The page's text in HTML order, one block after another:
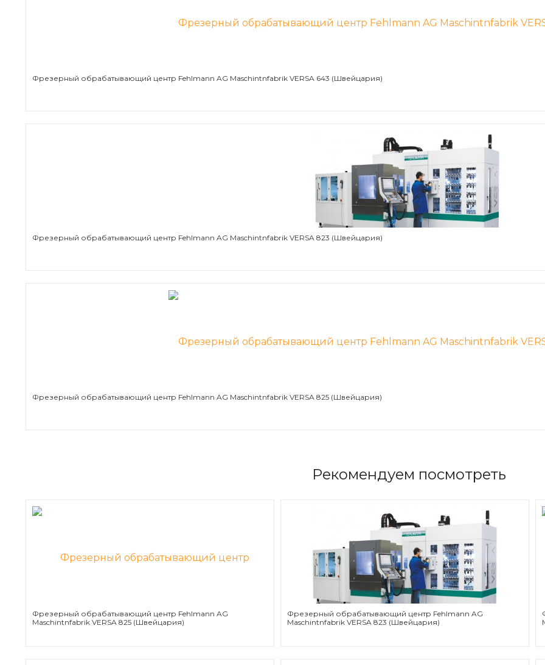
Фрезерный обрабатывающий центр Fehlmann AG Maschintnfabrik VERSA 643 (Швейцария)
Фрезерный обрабатывающий центр Fehlmann AG Maschintnfabrik VERSA 823 (Швейцария)
Фрезерный обрабатывающий центр Fehlmann AG Maschintnfabrik VERSA 825 (Швейцария)
Рекомендуем посмотреть
Фрезерный обрабатывающий центр Fehlmann AG
Maschintnfabrik VERSA 825 (Швейцария)
Фрезерный обрабатывающий центр Fehlmann AG
Maschintnfabrik VERSA 823 (Швейцария)